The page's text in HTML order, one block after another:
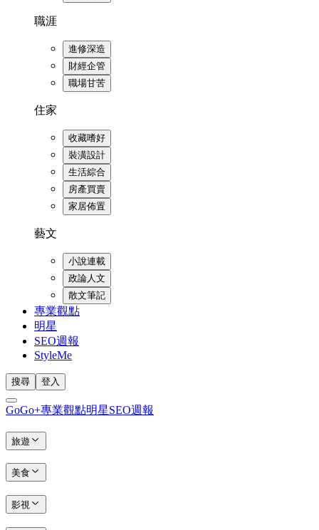
職涯
進修深造
財經企管
職場甘苦
住家
收藏嗜好
裝潢設計
生活綜合
房產買賣
家居佈置
藝文
小說連載
政論人文
散文筆記
專業觀點
明星
SEO週報
StyleMe
搜尋 登入
GoGo+專業觀點明星SEO週報
旅遊
美食
影視